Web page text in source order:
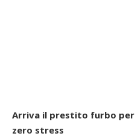
Arriva il prestito furbo
zero stress